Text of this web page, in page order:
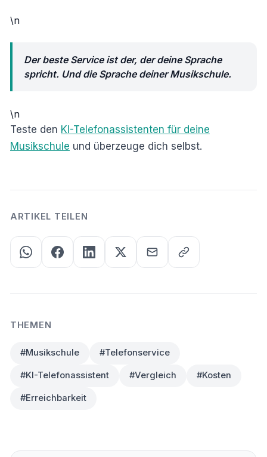
\n
Der beste Service ist der, der deine Sprache
spricht. Und die Sprache deiner Musikschule.
\n
Teste den KI-Telefonassistenten für deine
Musikschule und überzeuge dich selbst.
ARTIKEL TEILEN
THEMEN
#Musikschule #Telefonservice
#KI-Telefonassistent #Vergleich #Kosten
#Erreichbarkeit